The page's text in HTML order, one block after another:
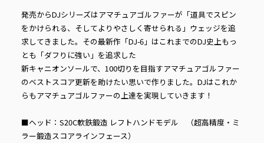
発売からDJシリーズはアマチュアゴルファーが「道具でスピン
をかけられる、そしてよりやさしく寄せられる」ウェッジを追
求してきました。その最新作「DJ-6」はこれまでのDJ史上もっ
とも「ダフりに強い」を追求した
新キャニオンソールで、100切りを目指すアマチュアゴルファー
のベストスコア更新を助けたい思いで作りました。DJはこれか
らもアマチュアゴルファーの上達を実現していきます！
■ヘッド：S20C軟鉄鍛造 レフトハンドモデル （超高精度・ミ
ラー鍛造スコアラインフェース）